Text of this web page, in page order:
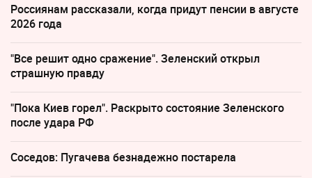
Россиянам рассказали, когда придут пенсии в августе
2026 года
"Все решит одно сражение". Зеленский открыл
страшную правду
"Пока Киев горел". Раскрыто состояние Зеленского
после удара РФ
Соседов: Пугачева безнадежно постарела